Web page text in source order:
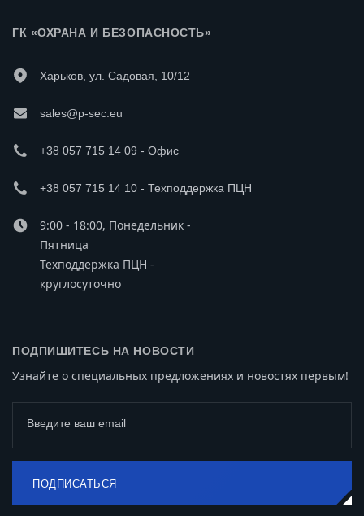
ГК «ОХРАНА И БЕЗОПАСНОСТЬ»
Харьков, ул. Садовая, 10/12
sales@p-sec.eu
+38 057 715 14 09 - Офис
+38 057 715 14 10 - Техподдержка ПЦН
9:00 - 18:00, Понедельник -
Пятница
Техподдержка ПЦН -
круглосуточно
ПОДПИШИТЕСЬ НА НОВОСТИ
Узнайте о специальных предложениях и новостях первым!
Введите ваш email
ПОДПИСАТЬСЯ